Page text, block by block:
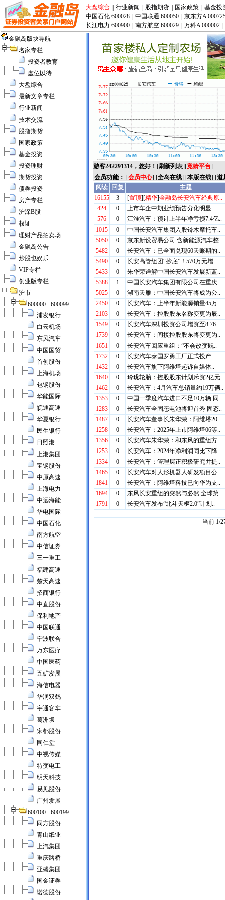
大盘综合 行业新闻 股指期货 国家政策
基金投
中国石化 600028
中国联通 600050
京东方A
长江电力 600900
南方航空 600029 万科A 000002
金融岛版块导航
名家专栏
投资者教育
虚位以待
大盘综合
最新文章专栏
行业新闻
技术交流
股指期货
国家政策
基金投资
投资理财
期货投资
债券投资
房产专栏
沪深B股
权证
理财产品拍卖场
金融岛公告
炒股也娱乐
VIP专栏
创业版专栏
沪市
600000 - 600099
浦发银行
白云机场
东风汽车
中国国贸
首创股份
上海机场
包钢股份
华能国际
皖通高速
华夏银行
民生银行
日照港
上港集团
宝钢股份
中原高速
上海电力
中远海能
华电国际
中国石化
南方航空
中信证券
三一重工
福建高速
楚天高速
招商银行
中直股份
保利地产
中国联通
宁波联合
万东医疗
中国医药
五矿发展
海信电器
华润双鹤
宇通客车
葛洲坝
宋都股份
同仁堂
中视传媒
特变电工
明天科技
易见股份
广州发展
600100 - 600199
同方股份
青山纸业
上汽集团
重庆路桥
亚盛集团
国金证券
诺德股份
游客242291314，您好！ [刷新列表][竟猜平台]
会员功能： [会员中心] [全岛在线] [本版在线] [道